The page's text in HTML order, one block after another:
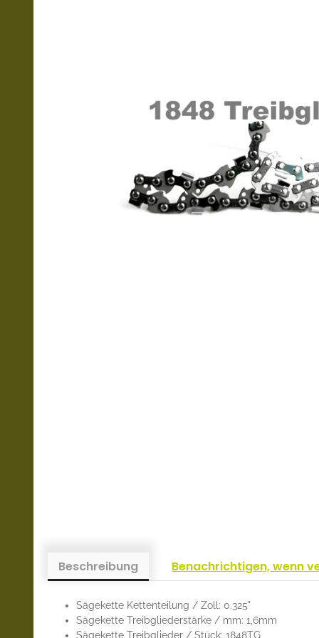
Beschreibung Benachrichtigen, wenn
Sägekette Kettenteilung / Zoll: 0.325"
Sägekette Treibgliederstärke / mm: 1,6mm
Sägekette Treibglieder / Stück: 1848TG